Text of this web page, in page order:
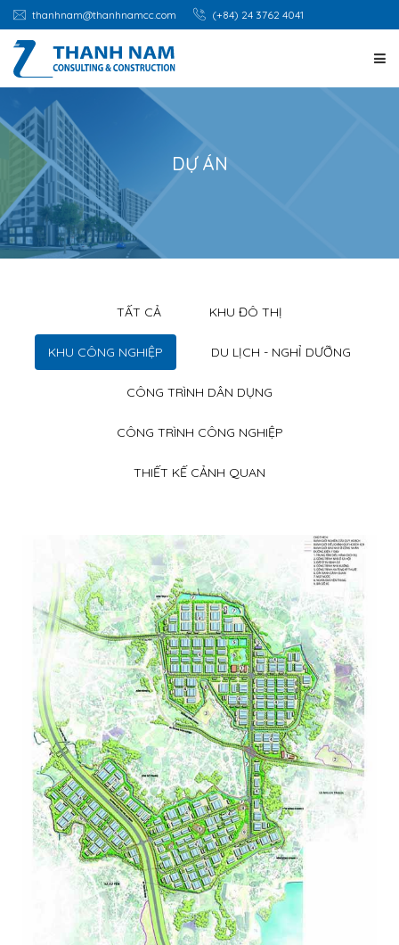
thanhnam@thanhnamcc.com (+84) 24 3762 4041
TRANG CHỦ
GIỚI THIỆU
DỊCH VỤ
DỰ ÁN
CƠ HỘI NGHỀ NGHIỆP
TIN TỨC
DỰ ÁN
TẤT CẢ KHU ĐÔ THỊ
KHU CÔNG NGHIỆP DU LỊCH - NGHỈ DƯỠNG
CÔNG TRÌNH DÂN DỤNG
CÔNG TRÌNH CÔNG NGHIỆP
THIẾT KẾ CẢNH QUAN